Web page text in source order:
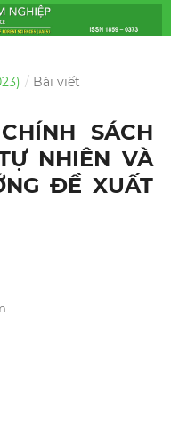
/ Bài viết
SÁCH
NHIÊN VÀ
ĐỀ XUẤT